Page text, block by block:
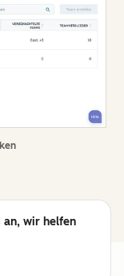
an, wir helfen